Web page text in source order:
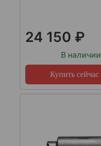
24 150 ₽
В наличии
Купить сейчас